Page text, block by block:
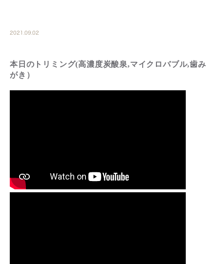
2021.09.02
本日のトリミング(高濃度炭酸泉,マイクロバブル,歯み
がき）